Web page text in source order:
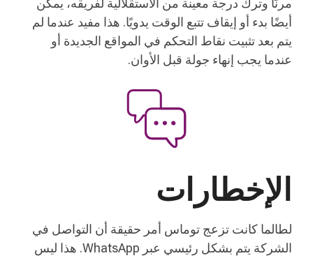
مرنًا وترك درجة معينة من الاستقلالية لفريقه، يمكن
أيضًا بدء أو إيقاف تتبع الوقت يدويًا. هذا مفيد عندما لم
يتم بعد تثبيت نقاط التحكم في المواقع الجديدة أو
عندما يجب إنهاء جولة قبل الأوان.
الإخطارات
لطالما كانت تزعج توماس أمر حقيقة أن التواصل في
الشركة يتم بشكل رئيسي عبر WhatsApp. هذا ليس